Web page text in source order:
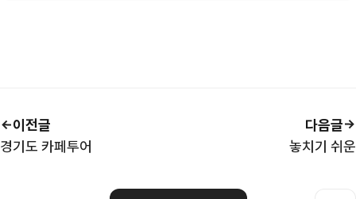
이전글
경기도 카페투어
놓치기 쉬운
다음글